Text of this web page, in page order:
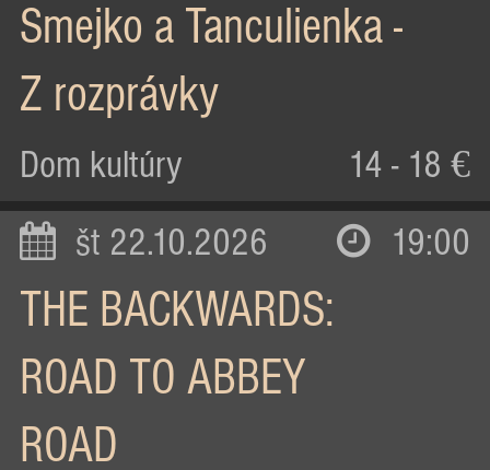
Smejko a Tanculienka -
Z rozprávky
Dom kultúry 14 - 18 €
št 22.10.2026 19:00
THE BACKWARDS:
ROAD TO ABBEY
ROAD